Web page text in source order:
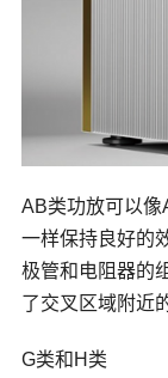
AB类功放可以
一样保持良好的
极管和电阻器的
了交叉区域附近
G类和H类